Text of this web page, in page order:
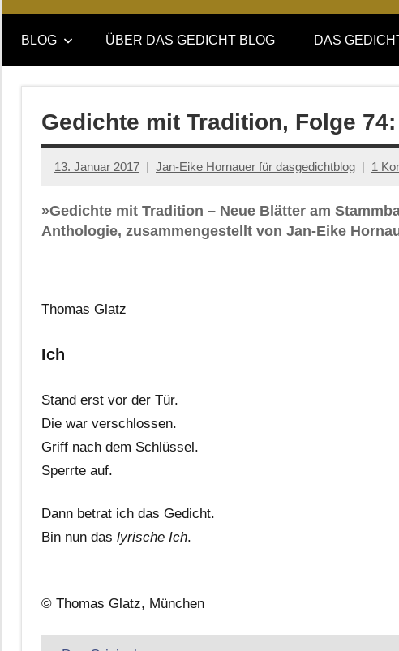
DAS
GEDICHT
blog
DAS
GEDICHT.
Zeitschrift
BLOG ÜBER DAS GEDICHT BLOG DAS
Gedichte mit Tradition, Folge
13. Januar 2017 Jan-Eike Hornauer für dasgedichtblog 1
»Gedichte mit Tradition – Neue Blätter am
Anthologie, zusammengestellt von Jan-Eike
Thomas Glatz
Ich
Stand erst vor der Tür.
Die war verschlossen.
Griff nach dem Schlüssel.
Sperrte auf.
Dann betrat ich das Gedicht.
Bin nun das lyrische Ich.
© Thomas Glatz, München